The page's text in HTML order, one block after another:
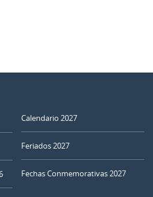
Calendario 2027
Feriados 2027
Fechas Conmemorativas 2027